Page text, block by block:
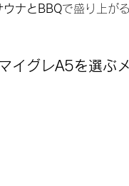
ウナとBBQで盛り上が
イグレA5を選ぶ